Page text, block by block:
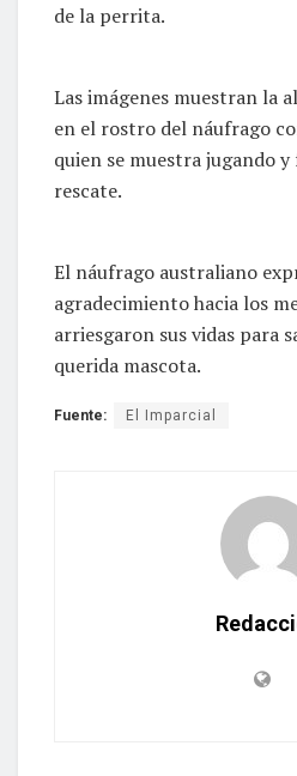
de la perrita.
Las imágenes muestran la
en el rostro del náufrago
quien se muestra jugando y
rescate.
El náufrago australiano
agradecimiento hacia los
arriesgaron sus vidas para
querida mascota.
Fuente: El Imparcial